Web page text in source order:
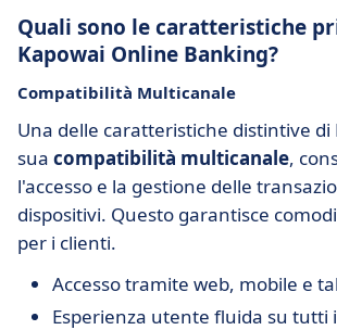
Quali sono le caratteristiche
Kapowai Online Banking?
Compatibilità Multicanale
Una delle caratteristiche distintive di
sua compatibilità multicanale,
l'accesso e la gestione delle
dispositivi. Questo garantisce
per i clienti.
Accesso tramite web, mobile e
Esperienza utente fluida su tutti